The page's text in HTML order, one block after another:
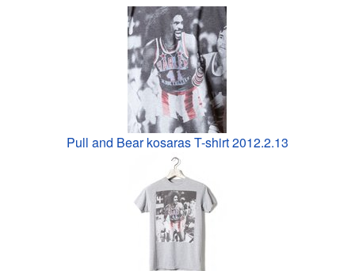
Pull and Bear kosaras T-shirt 2012.2.13